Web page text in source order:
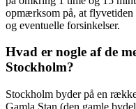
opmærksom på, at
og eventuelle forsinkelser.
Hvad er nogle af de
Stockholm?
Stockholm byder på en
Gamla Stan (den gamle